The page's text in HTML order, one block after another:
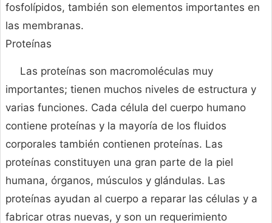
fosfolípidos, también son elementos importantes en
las membranas.
Proteínas
Las proteínas son macromoléculas muy
importantes; tienen muchos niveles de estructura y
varias funciones. Cada célula del cuerpo humano
contiene proteínas y la mayoría de los fluidos
corporales también contienen proteínas. Las
proteínas constituyen una gran parte de la piel
humana, órganos, músculos y glándulas. Las
proteínas ayudan al cuerpo a reparar las células y a
fabricar otras nuevas, y son un requerimiento